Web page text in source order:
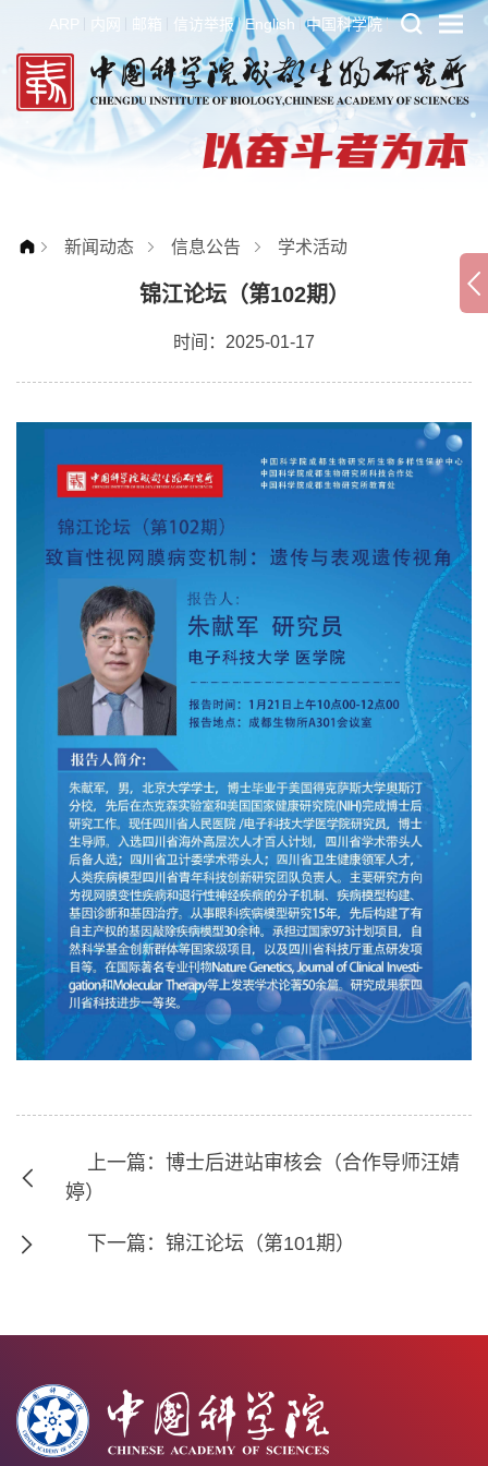
ARP 内网 邮箱 信访举报 English 中国科学院
新闻动态 信息公告 学术活动
锦江论坛（第102期）
时间：2025-01-17
上一篇：博士后进站审核会（合作导师汪婧
婷）
下一篇：锦江论坛（第101期）